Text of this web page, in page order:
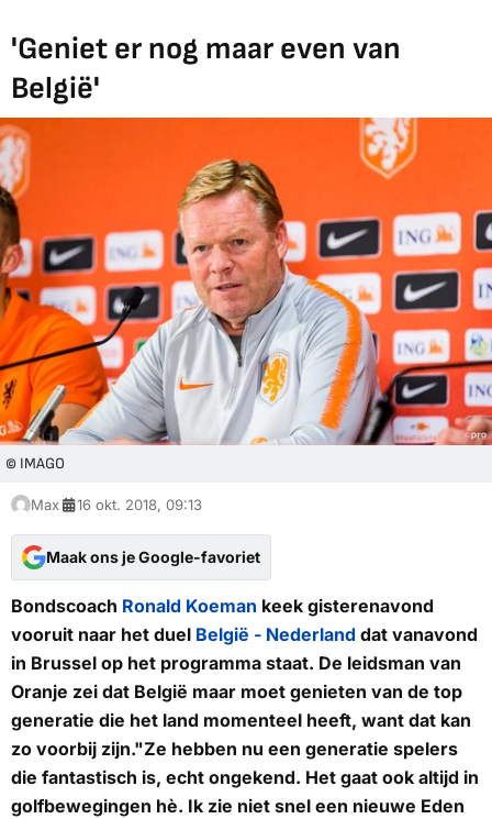
'Geniet er nog maar even van
België'
© IMAGO
Max 16 okt. 2018, 09:13
Maak ons je Google-favoriet
Bondscoach Ronald Koeman keek gisterenavond
vooruit naar het duel België - Nederland dat vanavond
in Brussel op het programma staat. De leidsman van
Oranje zei dat België maar moet genieten van de top
generatie die het land momenteel heeft, want dat kan
zo voorbij zijn."Ze hebben nu een generatie spelers
die fantastisch is, echt ongekend. Het gaat ook altijd in
golfbewegingen hè. Ik zie niet snel een nieuwe Eden